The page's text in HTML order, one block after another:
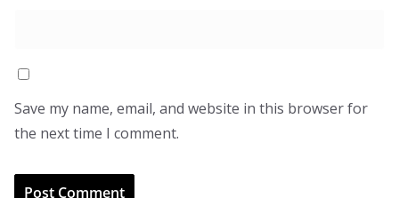
Save my name, email, and website in this browser for
the next time I comment.